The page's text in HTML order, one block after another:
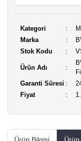
Kategori
Marka
Stok Kodu
Ürün Adı
Garanti Süresi
Fiyat
Ürün Bilgisi Ürün